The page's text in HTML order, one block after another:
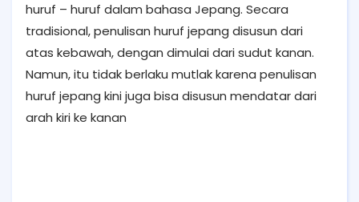
huruf – huruf dalam bahasa Jepang. Secara
tradisional, penulisan huruf jepang disusun dari
atas kebawah, dengan dimulai dari sudut kanan.
Namun, itu tidak berlaku mutlak karena penulisan
huruf jepang kini juga bisa disusun mendatar dari
arah kiri ke kanan